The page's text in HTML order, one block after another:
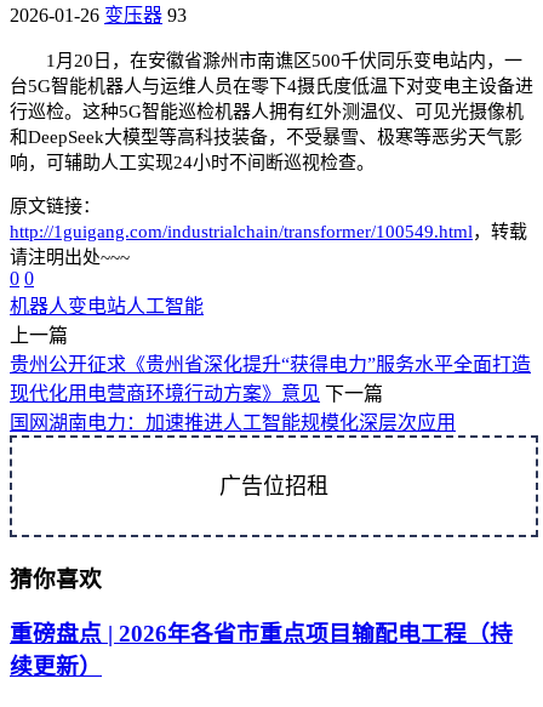
2026-01-26 变压器 93
1月20日，在安徽省滁州市南谯区500千伏同乐变电站内，一
台5G智能机器人与运维人员在零下4摄氏度低温下对变电主设备进
行巡检。这种5G智能巡检机器人拥有红外测温仪、可见光摄像机
和DeepSeek大模型等高科技装备，不受暴雪、极寒等恶劣天气影
响，可辅助人工实现24小时不间断巡视检查。
原文链接：
http://1guigang.com/industrialchain/transformer/100549.html，转载
请注明出处~~~
0 0
机器人变电站人工智能
上一篇
贵州公开征求《贵州省深化提升“获得电力”服务水平全面打造
现代化用电营商环境行动方案》意见 下一篇
国网湖南电力：加速推进人工智能规模化深层次应用
广告位招租
猜你喜欢
重磅盘点 | 2026年各省市重点项目输配电工程（持
续更新）